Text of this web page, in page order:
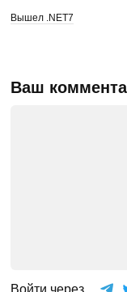
Вышел .NET7
Ваш
Войти через